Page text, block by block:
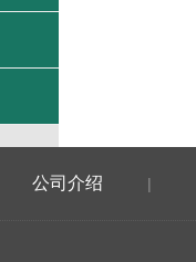
公司介绍 |